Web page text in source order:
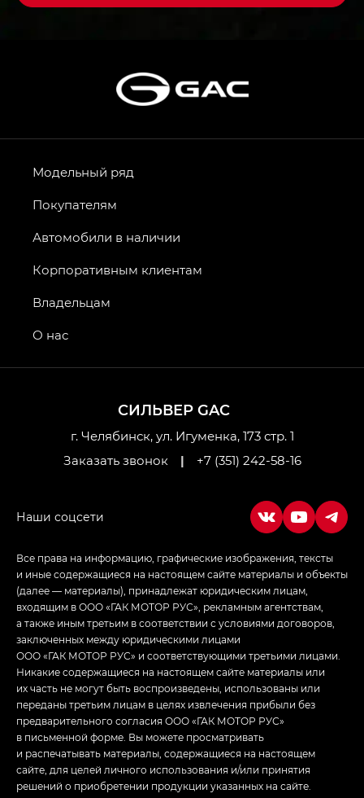
СИЛЬВЕР GAC
г. Челябинск, ул. Игуменка, 173 стр. 1
Заказать звонок
| +7 (351) 242-58-16
Модельный ряд
Покупателям
Автомобили в наличии
Корпоративным клиентам
Владельцам
О нас
Все права на информацию, графические изображения, тексты
и иные содержащиеся на настоящем сайте материалы и объекты
(далее — материалы), принадлежат юридическим лицам,
входящим в ООО «ГАК МОТОР РУС», рекламным агентствам,
а также иным третьим в соответствии с условиями договоров,
заключенных между юридическими лицами
ООО «ГАК МОТОР РУС» и соответствующими третьими лицами.
Никакие содержащиеся на настоящем сайте материалы или
их часть не могут быть воспроизведены, использованы или
переданы третьим лицам в целях извлечения прибыли без
предварительного согласия ООО «ГАК МОТОР РУС»
в письменной форме. Вы можете просматривать
и распечатывать материалы, содержащиеся на настоящем
сайте, для целей личного использования и/или принятия
решений о приобретении продукции указанных на сайте.